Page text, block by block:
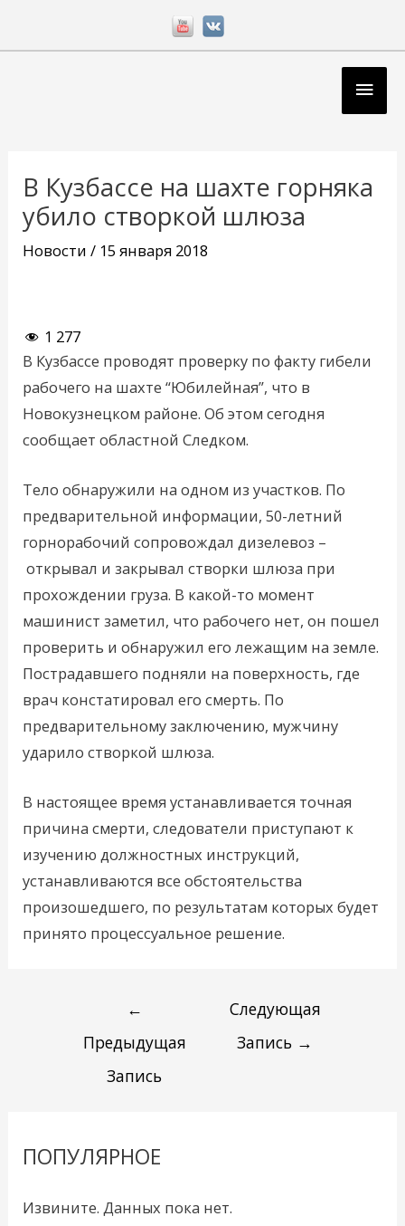
В Кузбассе на шахте горняка
убило створкой шлюза
Новости / 15 января 2018
1 277
В Кузбассе проводят проверку по факту гибели
рабочего на шахте “Юбилейная”, что в
Новокузнецком районе. Об этом сегодня
сообщает областной Следком.
Тело обнаружили на одном из участков. По
предварительной информации, 50-летний
горнорабочий сопровождал дизелевоз –
открывал и закрывал створки шлюза при
прохождении груза. В какой-то момент
машинист заметил, что рабочего нет, он пошел
проверить и обнаружил его лежащим на земле.
Пострадавшего подняли на поверхность, где
врач констатировал его смерть. По
предварительному заключению, мужчину
ударило створкой шлюза.
В настоящее время устанавливается точная
причина смерти, следователи приступают к
изучению должностных инструкций,
устанавливаются все обстоятельства
произошедшего, по результатам которых будет
принято процессуальное решение.
записям
←
Предыдущая
Запись
Следующая
Запись →
ПОПУЛЯРНОЕ
Извините. Данных пока нет.